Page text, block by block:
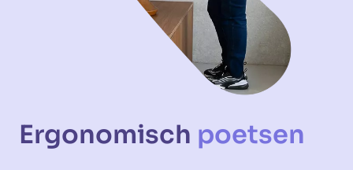
Ergonomisch poetsen